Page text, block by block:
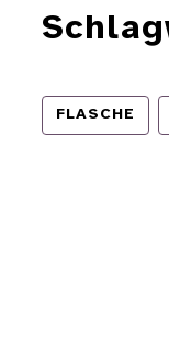
FLASCHE